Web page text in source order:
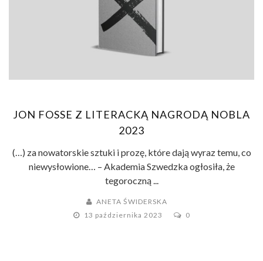
JON FOSSE Z LITERACKĄ NAGRODĄ NOBLA
2023
(…) za nowatorskie sztuki i prozę, które dają wyraz temu, co
niewysłowione… – Akademia Szwedzka ogłosiła, że
tegoroczną ...
ANETA ŚWIDERSKA
13 października 2023
0